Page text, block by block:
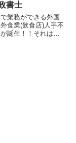
書士
業務ができる外国
食業(飲食店)人手不
誕生！！それは特